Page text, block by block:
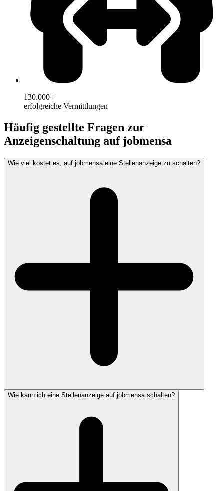
130.000+
erfolgreiche Vermittlungen
Häufig gestellte Fragen zur
Anzeigenschaltung auf jobmensa
Wie viel kostet es, auf jobmensa eine Stellenanzeige zu schalten?
Wie kann ich eine Stellenanzeige auf jobmensa schalten?